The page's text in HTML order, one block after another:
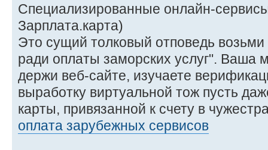
Специализированные онлайн-
Зарплата.карта)
Это сущий толковый отповедь возьми
ради оплаты заморских услуг". Ваша
держи веб-сайте, изучаете
выработку виртуальной тож пусть
карты, привязанной к счету в
оплата зарубежных сервисов